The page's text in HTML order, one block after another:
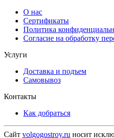
О нас
Сертификаты
Политика
Согласие на обработку
Услуги
Доставка и подъем
Самовывоз
Контакты
Как добраться
Сайт volgogostroy.ru носит